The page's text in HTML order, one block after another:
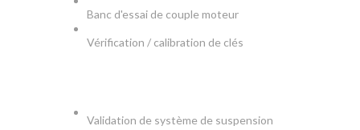
Banc d'essai de couple moteur
Vérification / calibration de clés
Validation de système de suspension